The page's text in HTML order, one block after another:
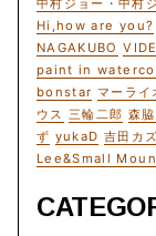
中村ジョー・中村
Hi,how are you?
NAGAKUBO
paint in
bonstar マーライ
ウス 三輪二郎 森
ず yukaD 吉田カ
Lee&Small